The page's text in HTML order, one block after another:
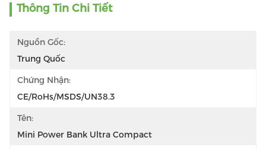
Thông Tin Chi Tiết
Nguồn Gốc:
Trung Quốc
Chứng Nhận:
CE/RoHs/MSDS/UN38.3
Tên:
Mini Power Bank Ultra Compact